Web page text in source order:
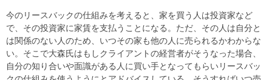
今のリースバックの仕組みを考えると、家を買う人は投資家など
で、その投資家に家賃を支払うことになる。ただ、その人は自分と
は関係のない人のため、いつその家も他の人に売られるかわからな
い。そこで大森氏はもしクライアントの経営者がそうなった場合、
自分の知り合いや面識がある人に買い手となってもらいリースバッ